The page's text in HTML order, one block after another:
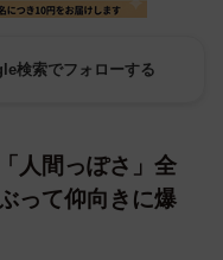
検索でフォローする
人間っぽさ」全
って仰向きに爆